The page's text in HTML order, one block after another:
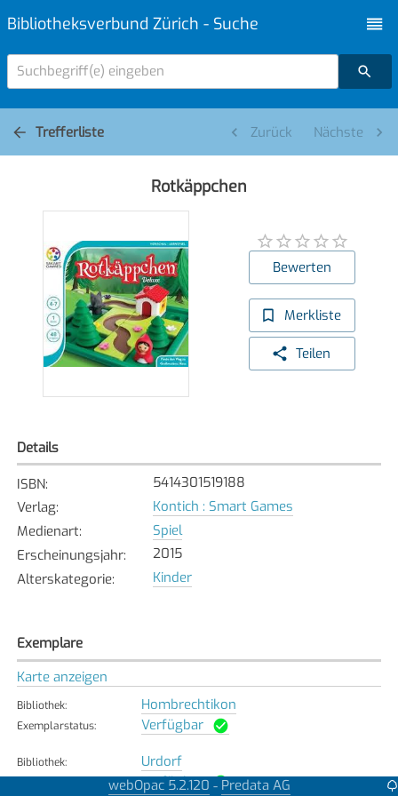
Bibliotheksverbund Zürich - Suche
Suchbegriff(e) eingeben
Trefferliste Zurück Nächste
Rotkäppchen
Bewerten
Merkliste
Teilen
Details
ISBN:
5414301519188
Verlag:
Kontich : Smart Games
Medienart:
Spiel
Erscheinungsjahr:
2015
Alterskategorie: Kinder
Exemplare
Karte anzeigen
Bibliothek: Hombrechtikon
Exemplarstatus: Verfügbar
Bibliothek: Urdorf
Verfügbar
webOpac 5.2.120 - Predata AG